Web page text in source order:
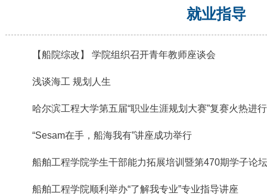
就业指导
【船院综改】 学院组织召开青年教师座谈会
浅谈海工 规划人生
哈尔滨工程大学第五届“职业生涯规划大赛”复赛火热进
“Sesam在手，船海我有”讲座成功举行
船舶工程学院学生干部能力拓展培训暨第470期学子论
船舶工程学院顺利举办“了解我专业”专业指导讲座